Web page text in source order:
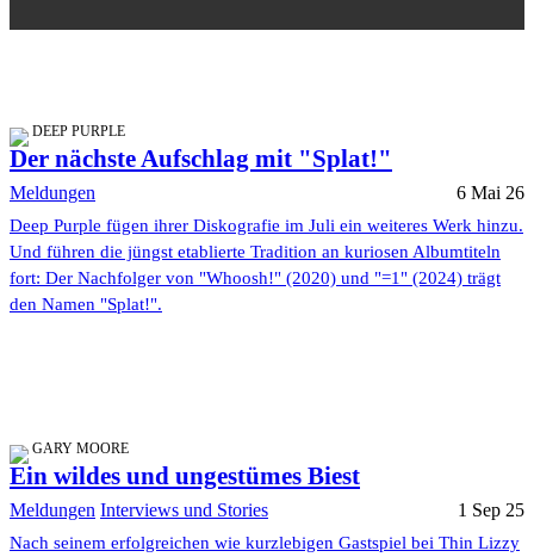
DEEP PURPLE
Der nächste Aufschlag mit "Splat!"
Meldungen 6 Mai 26
Deep Purple fügen ihrer Diskografie im Juli ein weiteres Werk hinzu.
Und führen die jüngst etablierte Tradition an kuriosen Albumtiteln
fort: Der Nachfolger von "Whoosh!" (2020) und "=1" (2024) trägt
den Namen "Splat!".
GARY MOORE
Ein wildes und ungestümes Biest
Meldungen Interviews und Stories 1 Sep 25
Nach seinem erfolgreichen wie kurzlebigen Gastspiel bei Thin Lizzy